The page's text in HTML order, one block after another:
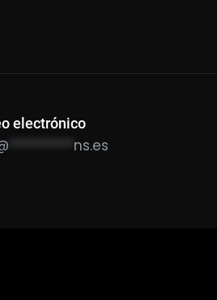
electrónico
********** ns.es